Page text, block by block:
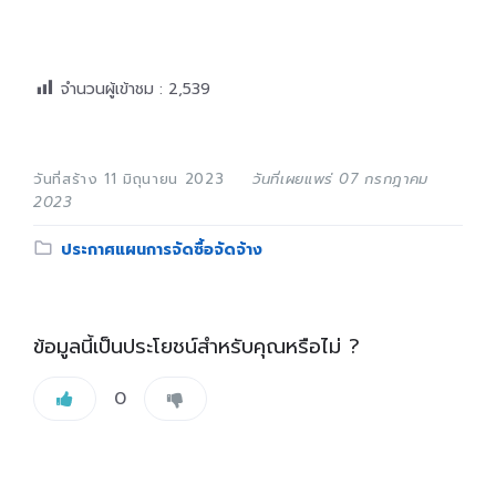
จำนวนผู้เข้าชม : 2,539
วันที่สร้าง 11 มิถุนายน 2023
วันที่เผยแพร่ 07 กรกฎาคม
2023
Category:
ประกาศแผนการจัดซื้อจัดจ้าง
ข้อมูลนี้เป็นประโยชน์สำหรับคุณหรือไม่ ?
0